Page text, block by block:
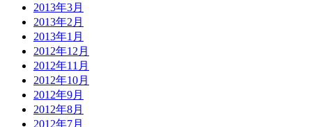
2013年3月
2013年2月
2013年1月
2012年12月
2012年11月
2012年10月
2012年9月
2012年8月
2012年7月